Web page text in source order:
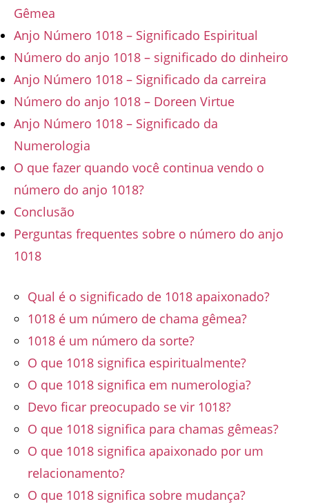
Gêmea
Anjo Número 1018 – Significado Espiritual
Número do anjo 1018 – significado do dinheiro
Anjo Número 1018 – Significado da carreira
Número do anjo 1018 – Doreen Virtue
Anjo Número 1018 – Significado da
Numerologia
O que fazer quando você continua vendo o
número do anjo 1018?
Conclusão
Perguntas frequentes sobre o número do anjo
1018
Qual é o significado de 1018 apaixonado?
1018 é um número de chama gêmea?
1018 é um número da sorte?
O que 1018 significa espiritualmente?
O que 1018 significa em numerologia?
Devo ficar preocupado se vir 1018?
O que 1018 significa para chamas gêmeas?
O que 1018 significa apaixonado por um
relacionamento?
O que 1018 significa sobre mudança?